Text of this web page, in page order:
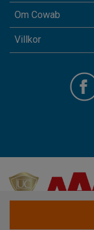
Om Cowab
Villkor